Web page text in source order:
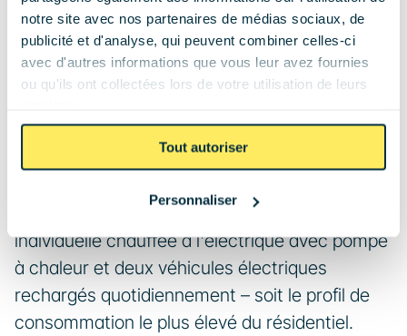
notre site avec nos partenaires de médias sociaux, de
publicité et d'analyse, qui peuvent combiner celles-ci
avec d'autres informations que vous leur avez fournies
ou qu'ils ont collectées lors de votre utilisation de leurs
Tout autoriser
Personnaliser
Combien produit une
installation solaire 9 kWc ?
Une installation 9 kWc produit entre 8 100 et 11
700 kWh d'électricité par an. Pour mettre ces
consommation annuelle totale d'une maison
individuelle chauffée à l'électrique avec pompe
à chaleur et deux véhicules électriques
rechargés quotidiennement – soit le profil de
consommation le plus élevé du résidentiel.